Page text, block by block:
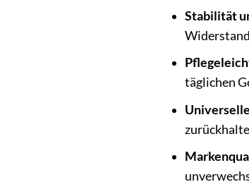
Stabilität
täglichen